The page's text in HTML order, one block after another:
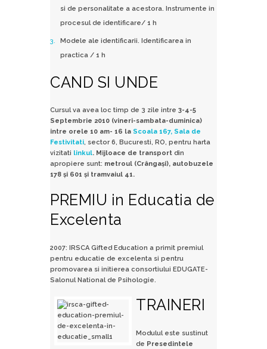
si de personalitate a acestora. Instrumente in
procesul de identificare/ 1 h
Modele ale identificarii. Identificarea in
practica / 1 h
CAND SI UNDE
Cursul va avea loc timp de 3 zile intre 3-4-5
Septembrie 2010 (vineri-sambata-duminica)
intre orele 10 am- 16 la Scoala 167, Sala de
Festivitati, sector 6, Bucuresti, RO, pentru harta
vizitati linkul. Mijloace de transport din
apropiere sunt: metroul (Crângaşi), autobuzele
178 şi 601 şi tramvaiul 41.
PREMIU in Educatia de
Excelenta
2007: IRSCA Gifted Education a primit premiul
pentru educatie de excelenta si pentru
promovarea si initierea consortiului EDUGATE-
Salonul National de Psihologie.
TRAINERI
Modulul este sustinut
de Presedintele